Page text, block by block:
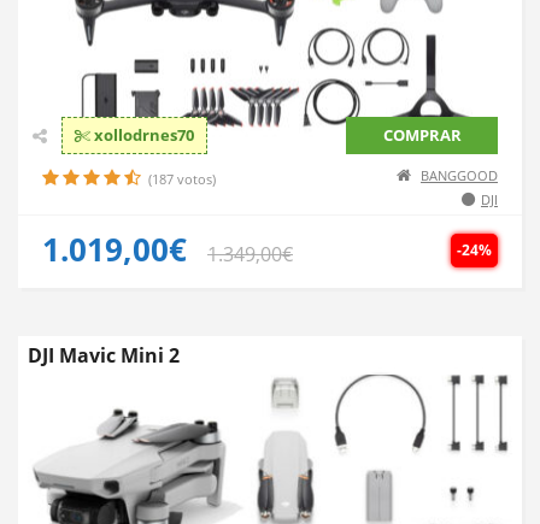
xollodrnes70 COMPRAR
(187 votos)
BANGGOOD
DJI
-24%
1.019,00€ 1.349,00€
DJI Mavic Mini 2